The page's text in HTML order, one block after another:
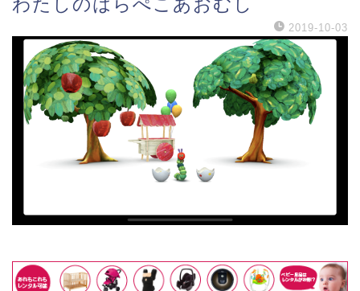
2019-10-03